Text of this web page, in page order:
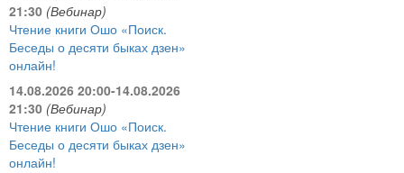
21:30 (Вебинар)
Чтение книги Ошо «Поиск.
Беседы о десяти быках дзен»
онлайн!
14.08.2026 20:00-14.08.2026
21:30 (Вебинар)
Чтение книги Ошо «Поиск.
Беседы о десяти быках дзен»
онлайн!